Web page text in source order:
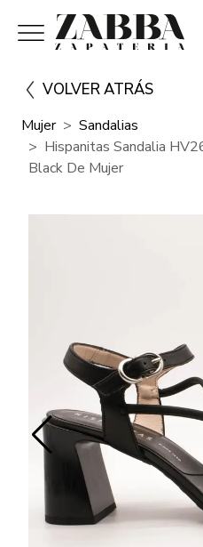
VOLVER ATRÁS
Mujer
Sandalias
Hispanitas Sandalia
Black De Mujer